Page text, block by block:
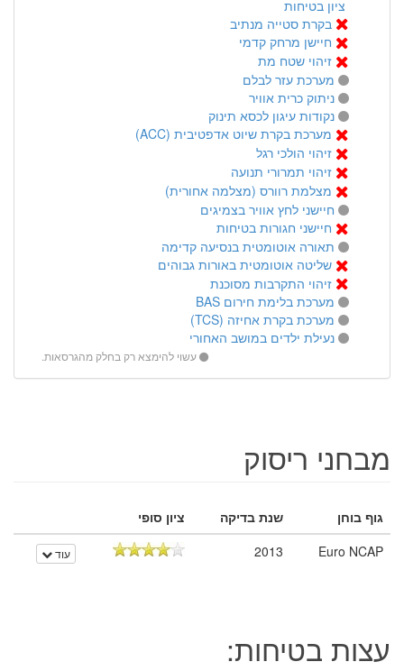
ציון בטיחות
בקרת סטייה מנתיב
חיישן מרחק קדמי
זיהוי שטח מת
מערכת עזר לבלם
ניתוק כרית אוויר
נקודות עיגון לכסא תינוק
מערכת בקרת שיוט אדפטיבית (ACC)
זיהוי הולכי רגל
זיהוי תמרורי תנועה
מצלמת רוורס (מצלמה אחורית)
חיישני לחץ אוויר בצמיגים
חיישני חגורות בטיחות
תאורה אוטומטית בנסיעה קדימה
שליטה אוטומטית באורות גבוהים
זיהוי התקרבות מסוכנת
מערכת בלימת חירום BAS
מערכת בקרת אחיזה (TCS)
נעילת ילדים במושב האחורי
עשוי להימצא רק בחלק מהגרסאות.
מבחני ריסוק
גוף בוחן שנת בדיקה
ציון סופי
Euro NCAP
2013 עוד
עצות בטיחות: